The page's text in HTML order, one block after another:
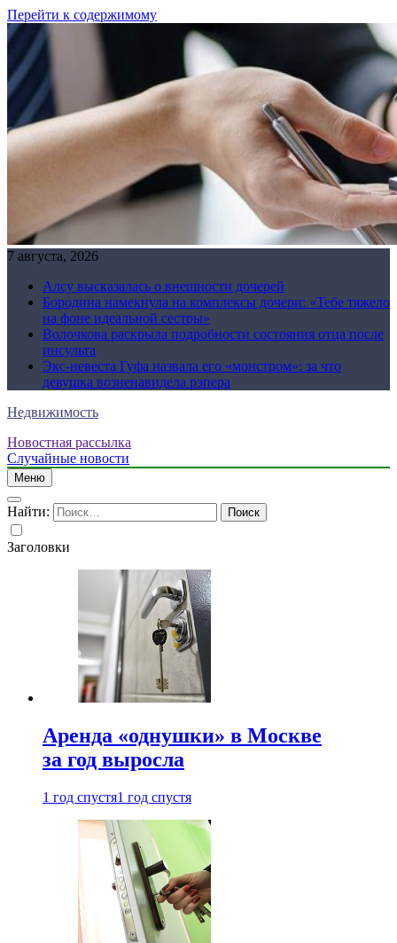
Перейти к содержимому
7 августа, 2026
Алсу высказалась о внешности дочерей
Бородина намекнула на комплексы дочери: «Тебе тяжело
на фоне идеальной сестры»
Волочкова раскрыла подробности состояния отца после
инсульта
Экс-невеста Гуфа назвала его «монстром»: за что
девушка возненавидела рэпера
Недвижимость
Новостная рассылка
Случайные новости
Меню
Найти:
Заголовки
Аренда «однушки» в Москве
за год выросла
1 год спустя1 год спустя